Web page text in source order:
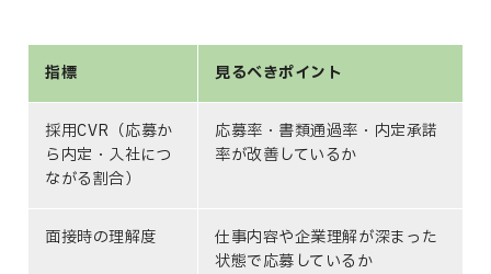
指標 見るべきポイント
採用CVR（応募か
ら内定・入社につ
ながる割合）
応募率・書類通過率・内定承諾
率が改善しているか
面接時の理解度
仕事内容や企業理解が深まった
状態で応募しているか